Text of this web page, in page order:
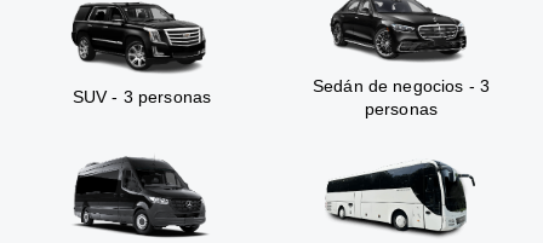
SUV - 3 personas
Sedán de negocios - 3
personas